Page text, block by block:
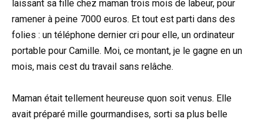
laissant sa fille chez maman trois mois de labeur, pour
ramener à peine 7000 euros. Et tout est parti dans des
folies : un téléphone dernier cri pour elle, un ordinateur
portable pour Camille. Moi, ce montant, je le gagne en un
mois, mais cest du travail sans relâche.
Maman était tellement heureuse quon soit venus. Elle
avait préparé mille gourmandises, sorti sa plus belle